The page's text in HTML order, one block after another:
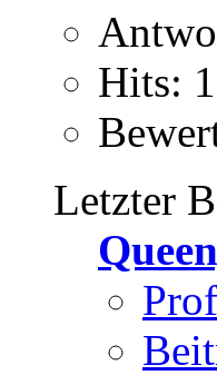
Hits:
Letzter